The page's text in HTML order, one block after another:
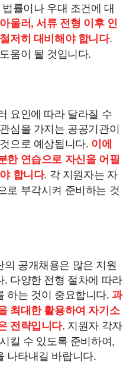
률이나 우대 조건에 대
아울러, 서류 전형 이후 인
저히 대비해야 합니다.
움이 될 것입니다.
요인에 따라 달라질 수
심을 가지는 공공기관이
으로 예상됩니다. 이에
한 연습으로 자신을 어필
합니다. 각 지원자는 자
로 부각시켜 준비하는 것
공개채용은 많은 지원
다양한 전형 절차에 따라
하는 것이 중요합니다. 과
최대한 활용하여 자기소
전략입니다. 지원자 각자
킬 수 있도록 준비하여,
나타내길 바랍니다.